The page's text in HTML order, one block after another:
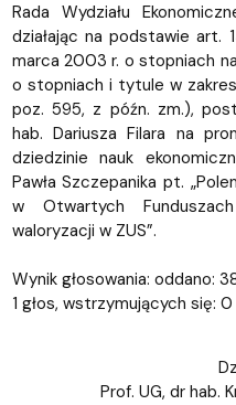
Rada Wydziału
działając na podstawie art.
marca 2003 r. o stopniach
o stopniach i tytule w
poz. 595, z późn. zm.),
hab. Dariusza Filara na
dziedzinie nauk
Pawła Szczepanika pt.
w Otwartych
waloryzacji w ZUS”.
Wynik głosowania: oddano:
1 głos, wstrzymujących się: 0
Prof. UG, dr hab.